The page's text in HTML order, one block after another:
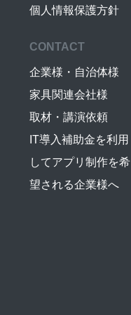
個人情報保護方針
CONTACT
企業様・自治体様
家具関連会社様
取材・講演依頼
IT導入補助金を利用
してアプリ制作を希
望される企業様へ